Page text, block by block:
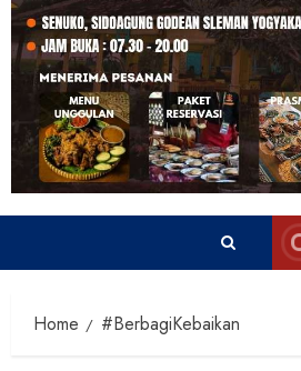
Home #BerbagiKebaikan